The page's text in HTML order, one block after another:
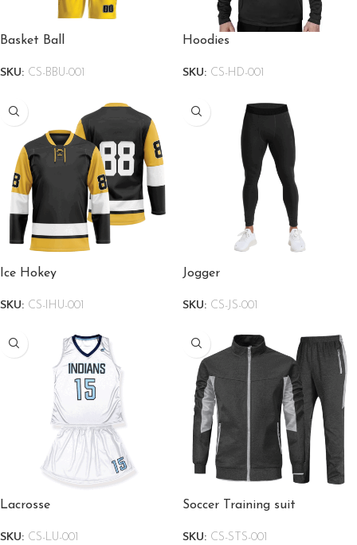
Basket Ball
SKU: CS-BBU-001
Hoodies
SKU: CS-HD-001
Ice Hokey
SKU: CS-IHU-001
Jogger
SKU: CS-JS-001
Lacrosse
SKU: CS-LU-001
Soccer Training suit
SKU: CS-STS-001